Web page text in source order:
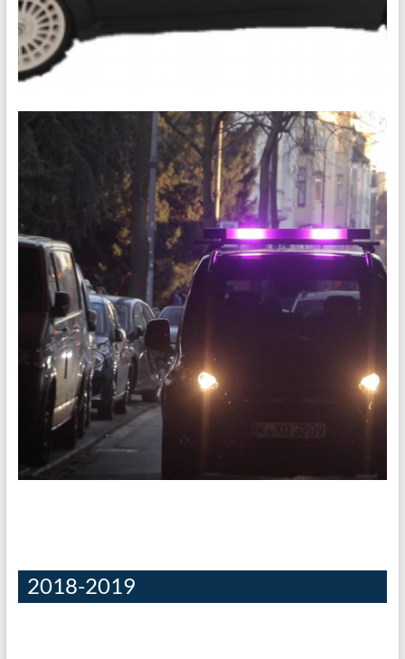
[19-20] PIMS 07 • Voiture autonome /
Challenge Ingénieur
Réalisation d’une voiture autonome miniature / Compétition
entre plusieurs écoles du plateau de Saclay Description
Développer une voiture autonome (électronique, pilotage
embarqué), capable de se déplacer sur un circuit le plus
rapidement possible tout en évitant les concurrents, ça vous
l’ESTACA. Description Ce projet est réalisé et financé dans le
cadre de la Chaire Industrielle « Embedded Lighting
2018-2019